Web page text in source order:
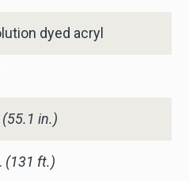
dyed acryl
(55.1 in.)
(131 ft.)